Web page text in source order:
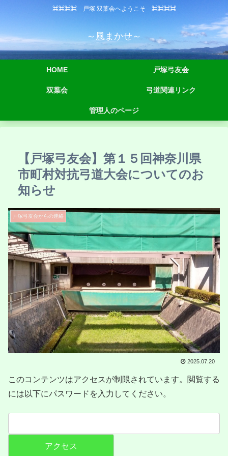
⌘⌘⌘⌘ 戸塚 双葉会へようこそ ⌘⌘⌘⌘
～風まかせ～
HOME 戸塚弓友会
双葉会 弓道関連リンク
管理人のページ
【戸塚弓友会】第１５回神奈川県
市町村対抗弓道大会についてのお
知らせ
戸塚弓友会からの連絡
2025.07.20
このコンテンツはアクセスが制限されています。閲覧する
には以下にパスワードを入力してください。